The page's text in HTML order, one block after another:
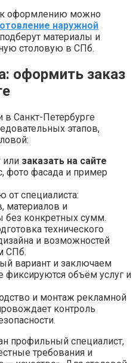
к оформлению можно
наружной
материалы и
столовую в СПб.
оформить заказ
Санкт-Петербурге
этапов,
или заказать на сайте
фото фасада и пример
от специалиста:
материалов и
без конкретных сумм.
технического
и возможностей
СПб.
вариант и заключаем
фиксируются объём услуг и
и монтаж рекламной
контроль
профильный специалист,
требования и